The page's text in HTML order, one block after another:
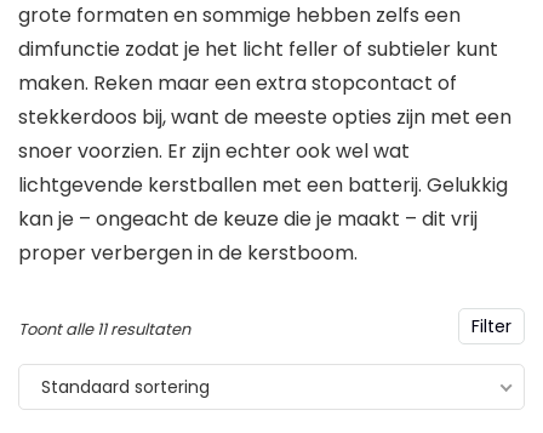
Gherkin –
Kerstbal
– Handgeblazen
BRUBAKER 3-delige
boomballen voor
handbeschilderde
grote formaten en sommige hebben zelfs een
dimfunctie zodat je het licht feller of subtieler kunt
maken. Reken maar een extra stopcontact of
stekkerdoos bij, want de meeste opties zijn met een
snoer voorzien. Er zijn echter ook wel wat
lichtgevende kerstballen met een batterij. Gelukkig
kan je – ongeacht de keuze die je maakt – dit vrij
proper verbergen in de kerstboom.
Filter
Toont alle 11 resultaten
Standaard sortering